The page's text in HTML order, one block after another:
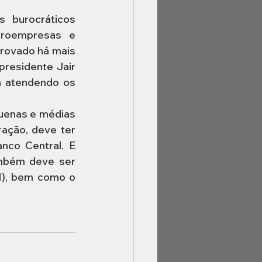
burocráticos
e
há mais
Jair
atendendo os
e médias
deve ter
Central. E
deve ser
bem como o